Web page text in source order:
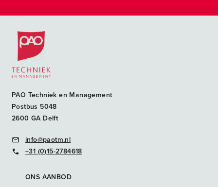
Postacademische cursussen, leergangen en opleidingen
PAO Techniek en Management
Postbus 5048
2600 GA Delft
info@paotm.nl
+31 (0)15-2784618
ONS AANBOD